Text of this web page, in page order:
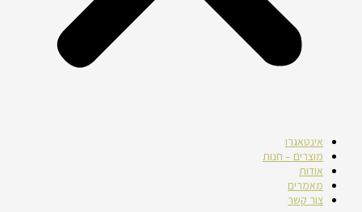
אינטאגרו
מוצרים – חנות
אודות
מאמרים
צור קשר